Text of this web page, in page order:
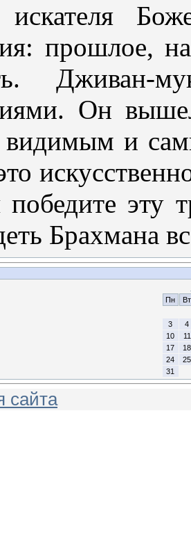
прошлое,
Дживан-
Он
и
победите
Брахмана
Пн
Вт
3
4
10
11
17
18
24
25
31
сайта